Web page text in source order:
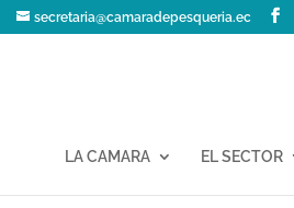
secretaria@camaradepesqueria.ec
LA CAMARA EL SECTOR